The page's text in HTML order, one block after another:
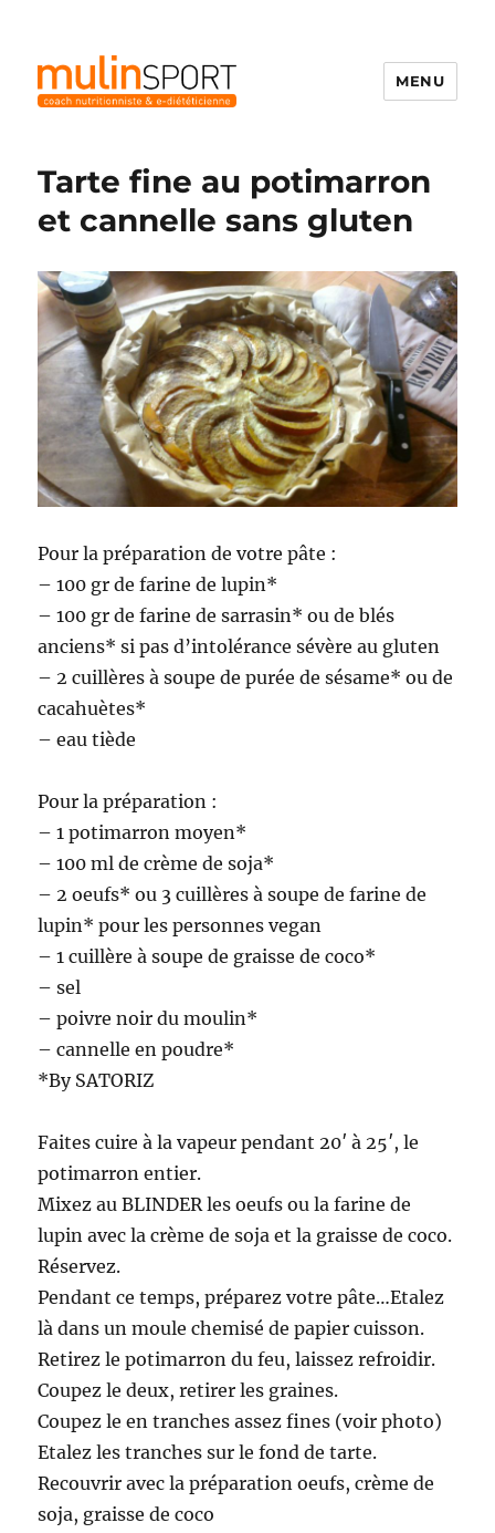
MENU
Tarte fine au potimarron
et cannelle sans gluten
Pour la préparation de votre pâte :
– 100 gr de farine de lupin*
– 100 gr de farine de sarrasin* ou de blés
anciens* si pas d’intolérance sévère au gluten
– 2 cuillères à soupe de purée de sésame* ou de
cacahuètes*
– eau tiède
Pour la préparation :
– 1 potimarron moyen*
– 100 ml de crème de soja*
– 2 oeufs* ou 3 cuillères à soupe de farine de
lupin* pour les personnes vegan
– 1 cuillère à soupe de graisse de coco*
– sel
– poivre noir du moulin*
– cannelle en poudre*
*By SATORIZ
Faites cuire à la vapeur pendant 20′ à 25′, le
potimarron entier.
Mixez au BLINDER les oeufs ou la farine de
lupin avec la crème de soja et la graisse de coco.
Réservez.
Pendant ce temps, préparez votre pâte…Etalez
là dans un moule chemisé de papier cuisson.
Retirez le potimarron du feu, laissez refroidir.
Coupez le deux, retirer les graines.
Coupez le en tranches assez fines (voir photo)
Etalez les tranches sur le fond de tarte.
Recouvrir avec la préparation oeufs, crème de
soja, graisse de coco